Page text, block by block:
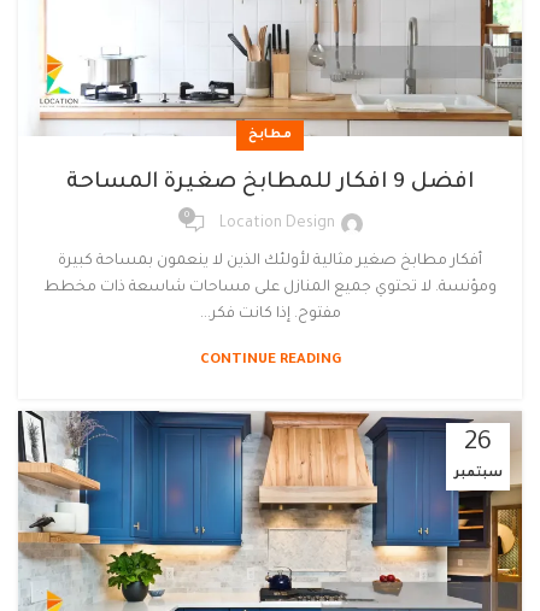
مطابخ
افضل 9 افكار للمطابخ صغيرة المساحة
Location Design
0
أفكار مطابخ صغير مثالية لأولئك الذين لا ينعمون بمساحة كبيرة
ومؤنسة. لا تحتوي جميع المنازل على مساحات شاسعة ذات مخطط
مفتوح. إذا كانت فكر...
CONTINUE READING
26
سبتمبر